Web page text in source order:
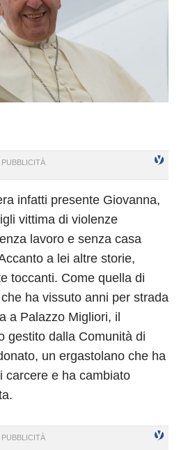
infatti presente Giovanna,
vittima di violenze
lavoro e senza casa
a lei altre storie,
toccanti. Come quella di
ha vissuto anni per strada
a Palazzo Migliori, il
gestito dalla Comunità di
un ergastolano che ha
carcere e ha cambiato